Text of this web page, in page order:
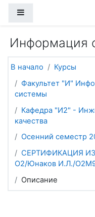
Информация
В начало
Курсы
Факультет "И"
системы
Кафедра "И2" -
качества
Осенний семестр
СЕРТИФИКАЦИЯ
О2/Юнаков И.Л./
Описание